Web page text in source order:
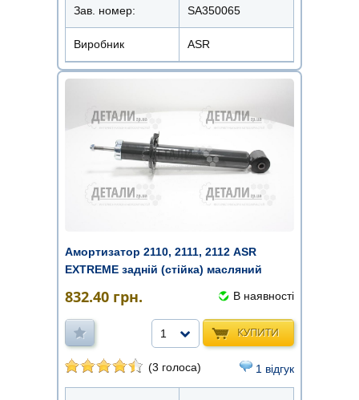
Зав. номер: SA350065
Виробник ASR
Амортизатор 2110, 2111, 2112 ASR
EXTREME задній (стійка) масляний
832.40 грн. В наявності
КУПИТИ
1
(3 голоса) 1 відгук